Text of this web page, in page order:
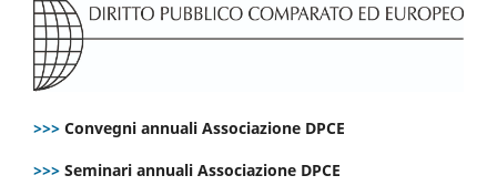
>>> Convegni annuali Associazione DPCE
>>> Seminari annuali Associazione DPCE